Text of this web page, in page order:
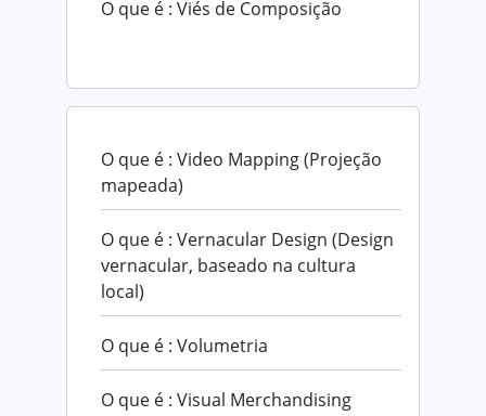
O que é : Viés de Composição
O que é : Video Mapping (Projeção
mapeada)
O que é : Vernacular Design (Design
vernacular, baseado na cultura
local)
O que é : Volumetria
O que é : Visual Merchandising